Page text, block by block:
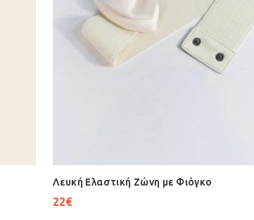
Λευκή Ελαστική Ζώνη με Φιόγκο
22€